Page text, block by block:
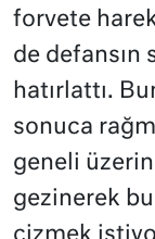
forvete
de defansın
hatırlattı.
sonuca
geneli
gezinerek bu